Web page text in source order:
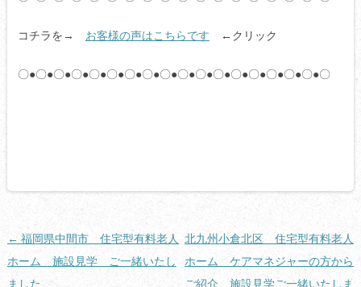
コチラを→ お客様の声はこちらです ←クリック
〇●〇●〇●〇●〇●〇●〇●〇●〇●〇●〇●〇●〇●〇●〇●〇●〇●〇
投
稿
ナ
← 福岡県中間市 住宅型有料老人
ホーム 施設見学 ご一緒いたし
ました
北九州小倉北区 住宅型有料老人
ホーム ケアマネジャーの方から
ご紹介 施設見学ご一緒いたしま